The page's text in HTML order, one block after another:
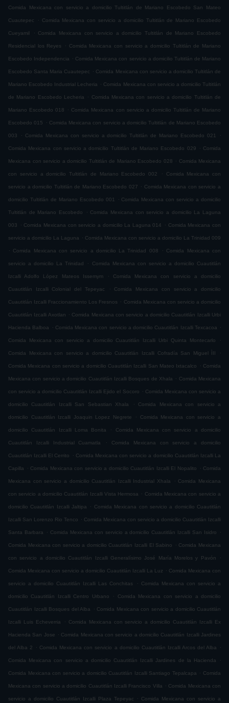
Comida Mexicana con servicio a domicilio Tultitlán de Mariano Escobedo San Mateo
Cuautepec . Comida Mexicana con servicio a domicilio Tultitlán de Mariano Escobedo
Cueyamil . Comida Mexicana con servicio a domicilio Tultitlán de Mariano Escobedo
Residencial los Reyes . Comida Mexicana con servicio a domicilio Tultitlán de Mariano
Escobedo Independencia . Comida Mexicana con servicio a domicilio Tultitlán de Mariano
Escobedo Santa Maria Cuautepec . Comida Mexicana con servicio a domicilio Tultitlán de
Mariano Escobedo Industrial Lecheria . Comida Mexicana con servicio a domicilio Tultitlán
de Mariano Escobedo Lecheria . Comida Mexicana con servicio a domicilio Tultitlán de
Mariano Escobedo 018 . Comida Mexicana con servicio a domicilio Tultitlán de Mariano
Escobedo 015 . Comida Mexicana con servicio a domicilio Tultitlán de Mariano Escobedo
003 . Comida Mexicana con servicio a domicilio Tultitlán de Mariano Escobedo 021 .
Comida Mexicana con servicio a domicilio Tultitlán de Mariano Escobedo 029 . Comida
Mexicana con servicio a domicilio Tultitlán de Mariano Escobedo 028 . Comida Mexicana
con servicio a domicilio Tultitlán de Mariano Escobedo 002 . Comida Mexicana con
servicio a domicilio Tultitlán de Mariano Escobedo 027 . Comida Mexicana con servicio a
domicilio Tultitlán de Mariano Escobedo 001 . Comida Mexicana con servicio a domicilio
Tultitlán de Mariano Escobedo . Comida Mexicana con servicio a domicilio La Laguna
003 . Comida Mexicana con servicio a domicilio La Laguna 014 . Comida Mexicana con
servicio a domicilio La Laguna . Comida Mexicana con servicio a domicilio La Trinidad 009
.
Comida Mexicana con servicio a domicilio La Trinidad 008 . Comida Mexicana con
servicio a domicilio La Trinidad . Comida Mexicana con servicio a domicilio Cuautitlán
Izcalli Adolfo López Mateos Issemym . Comida Mexicana con servicio a domicilio
Cuautitlán Izcalli Colonial del Tepeyac . Comida Mexicana con servicio a domicilio
Cuautitlán Izcalli Fraccionamiento Los Fresnos . Comida Mexicana con servicio a domicilio
Cuautitlán Izcalli Axotlan . Comida Mexicana con servicio a domicilio Cuautitlán Izcalli Urbi
Hacienda Balboa . Comida Mexicana con servicio a domicilio Cuautitlán Izcalli Texcacoa .
Comida Mexicana con servicio a domicilio Cuautitlán Izcalli Urbi Quinta Montecarlo .
Comida Mexicana con servicio a domicilio Cuautitlán Izcalli Cofradía San Miguel ÌII .
Comida Mexicana con servicio a domicilio Cuautitlán Izcalli San Mateo Ixtacalco . Comida
Mexicana con servicio a domicilio Cuautitlán Izcalli Bosques de Xhala . Comida Mexicana
con servicio a domicilio Cuautitlán Izcalli Ejido el Socoro . Comida Mexicana con servicio a
domicilio Cuautitlán Izcalli San Sebastian Xhala . Comida Mexicana con servicio a
domicilio Cuautitlán Izcalli Joaquin Lopez Negrete . Comida Mexicana con servicio a
domicilio Cuautitlán Izcalli Loma Bonita . Comida Mexicana con servicio a domicilio
Cuautitlán Izcalli Industrial Cuamatla . Comida Mexicana con servicio a domicilio
Cuautitlán Izcalli El Cerrito . Comida Mexicana con servicio a domicilio Cuautitlán Izcalli La
Capilla . Comida Mexicana con servicio a domicilio Cuautitlán Izcalli El Nopalito . Comida
Mexicana con servicio a domicilio Cuautitlán Izcalli Industrial Xhala . Comida Mexicana
con servicio a domicilio Cuautitlán Izcalli Vista Hermosa . Comida Mexicana con servicio a
domicilio Cuautitlán Izcalli Jaltipa . Comida Mexicana con servicio a domicilio Cuautitlán
Izcalli San Lorenzo Rio Tenco . Comida Mexicana con servicio a domicilio Cuautitlán Izcalli
Santa Barbara . Comida Mexicana con servicio a domicilio Cuautitlán Izcalli San Isidro .
Comida Mexicana con servicio a domicilio Cuautitlán Izcalli El Sabino . Comida Mexicana
con servicio a domicilio Cuautitlán Izcalli Generalísimo José María Morelos y Pavón .
Comida Mexicana con servicio a domicilio Cuautitlán Izcalli La Luz . Comida Mexicana con
servicio a domicilio Cuautitlán Izcalli Las Conchitas . Comida Mexicana con servicio a
domicilio Cuautitlán Izcalli Centro Urbano . Comida Mexicana con servicio a domicilio
Cuautitlán Izcalli Bosques del Alba . Comida Mexicana con servicio a domicilio Cuautitlán
Izcalli Luis Echeverria . Comida Mexicana con servicio a domicilio Cuautitlán Izcalli Ex
Hacienda San Jose . Comida Mexicana con servicio a domicilio Cuautitlán Izcalli Jardines
del Alba 2 . Comida Mexicana con servicio a domicilio Cuautitlán Izcalli Arcos del Alba .
Comida Mexicana con servicio a domicilio Cuautitlán Izcalli Jardines de la Hacienda .
Comida Mexicana con servicio a domicilio Cuautitlán Izcalli Santiago Tepalcapa . Comida
Mexicana con servicio a domicilio Cuautitlán Izcalli Francisco Villa . Comida Mexicana con
servicio a domicilio Cuautitlán Izcalli Plaza Tepeyac . Comida Mexicana con servicio a